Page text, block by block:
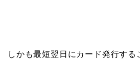
しかも最短翌日にカード発行する